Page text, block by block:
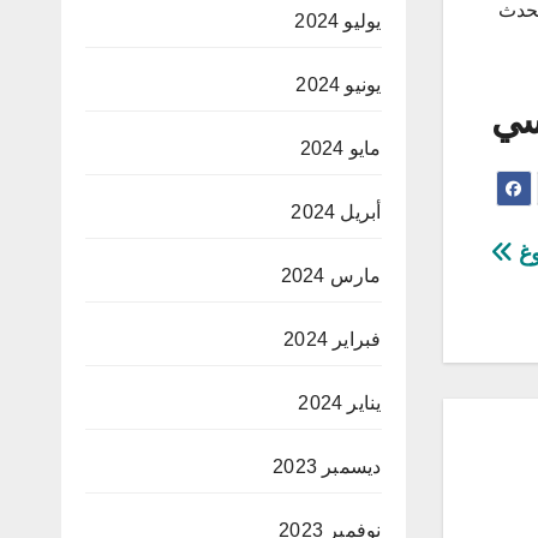
يوليو 2024
يونيو 2024
مايو 2024
أبريل 2024
مارس 2024
فبراير 2024
يناير 2024
ديسمبر 2023
نوفمبر 2023